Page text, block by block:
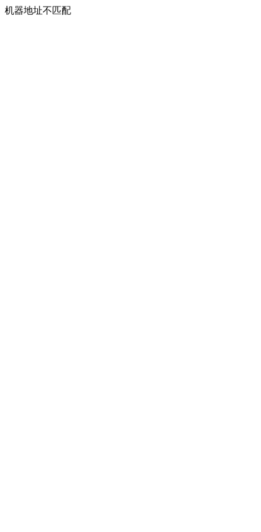
机器地址不匹配